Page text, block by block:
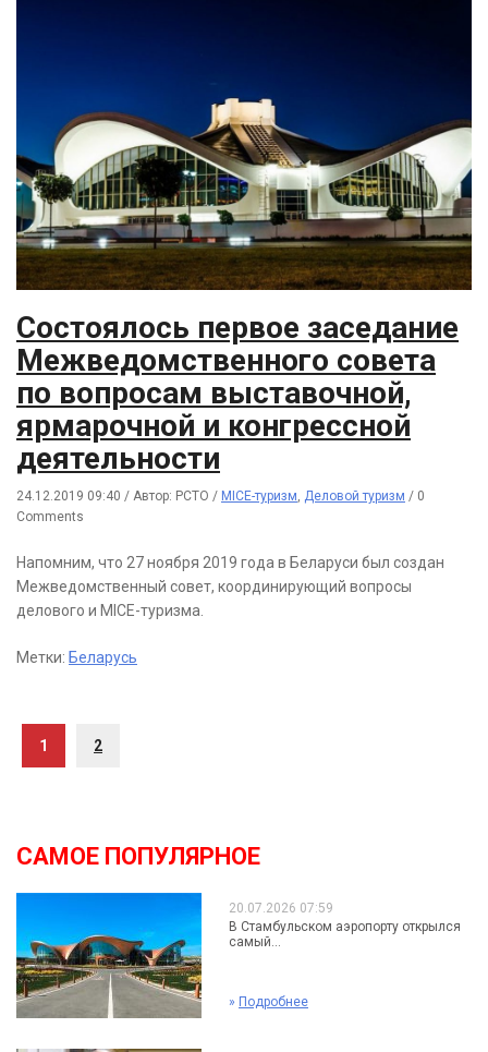
Состоялось первое заседание
Межведомственного совета
по вопросам выставочной,
ярмарочной и конгрессной
деятельности
24.12.2019 09:40 / Автор: РСТО / MICE-туризм, Деловой туризм / 0
Comments
Напомним, что 27 ноября 2019 года в Беларуси был создан
Межведомственный совет, координирующий вопросы
делового и MICE-туризма.
Метки: Беларусь
1 2
САМОЕ ПОПУЛЯРНОЕ
20.07.2026 07:59
В Стамбульском аэропорту открылся
самый...
» Подробнее